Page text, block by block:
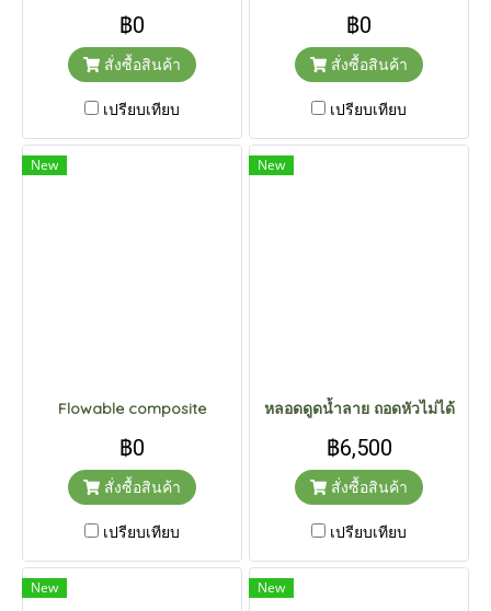
฿0
สั่งซื้อสินค้า
เปรียบเทียบ
฿0
สั่งซื้อสินค้า
เปรียบเทียบ
New
Flowable composite
฿0
สั่งซื้อสินค้า
เปรียบเทียบ
New
หลอดดูดน้ำลาย ถอดหัวไม่ได้
฿6,500
สั่งซื้อสินค้า
เปรียบเทียบ
New New